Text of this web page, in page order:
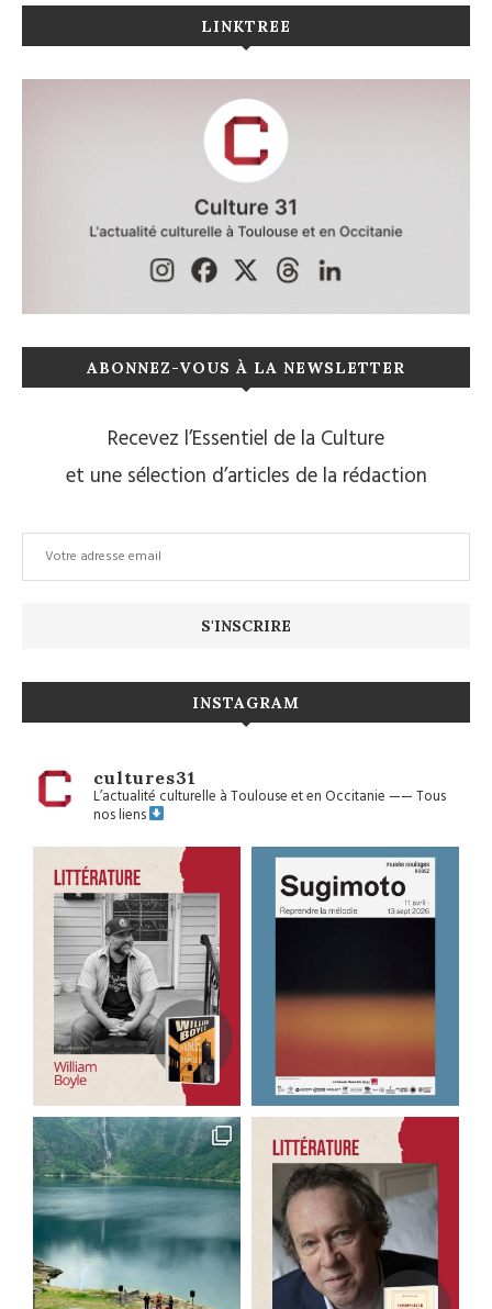
LINKTREE
ABONNEZ-VOUS À LA NEWSLETTER
Recevez l’Essentiel de la Culture
et une sélection d’articles de la rédaction
INSTAGRAM
cultures31
L’actualité culturelle à Toulouse et en Occitanie——Tous
nos liens